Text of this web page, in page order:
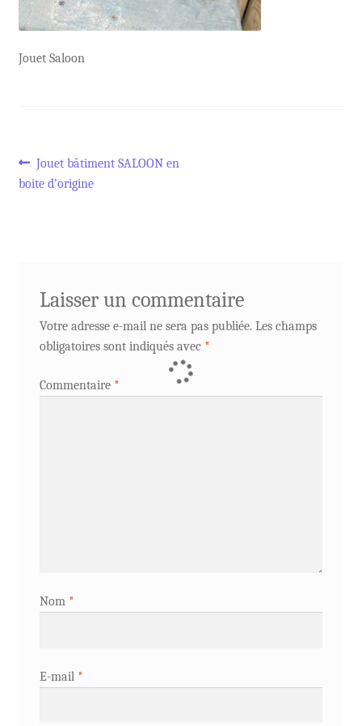
Jouet Saloon
Navigation
Article
précédent :
Jouet bâtiment SALOON en
boite d’origine
Laisser un commentaire
Votre adresse e-mail ne sera pas publiée. Les champs
obligatoires sont indiqués avec *
Commentaire *
Nom *
E-mail *